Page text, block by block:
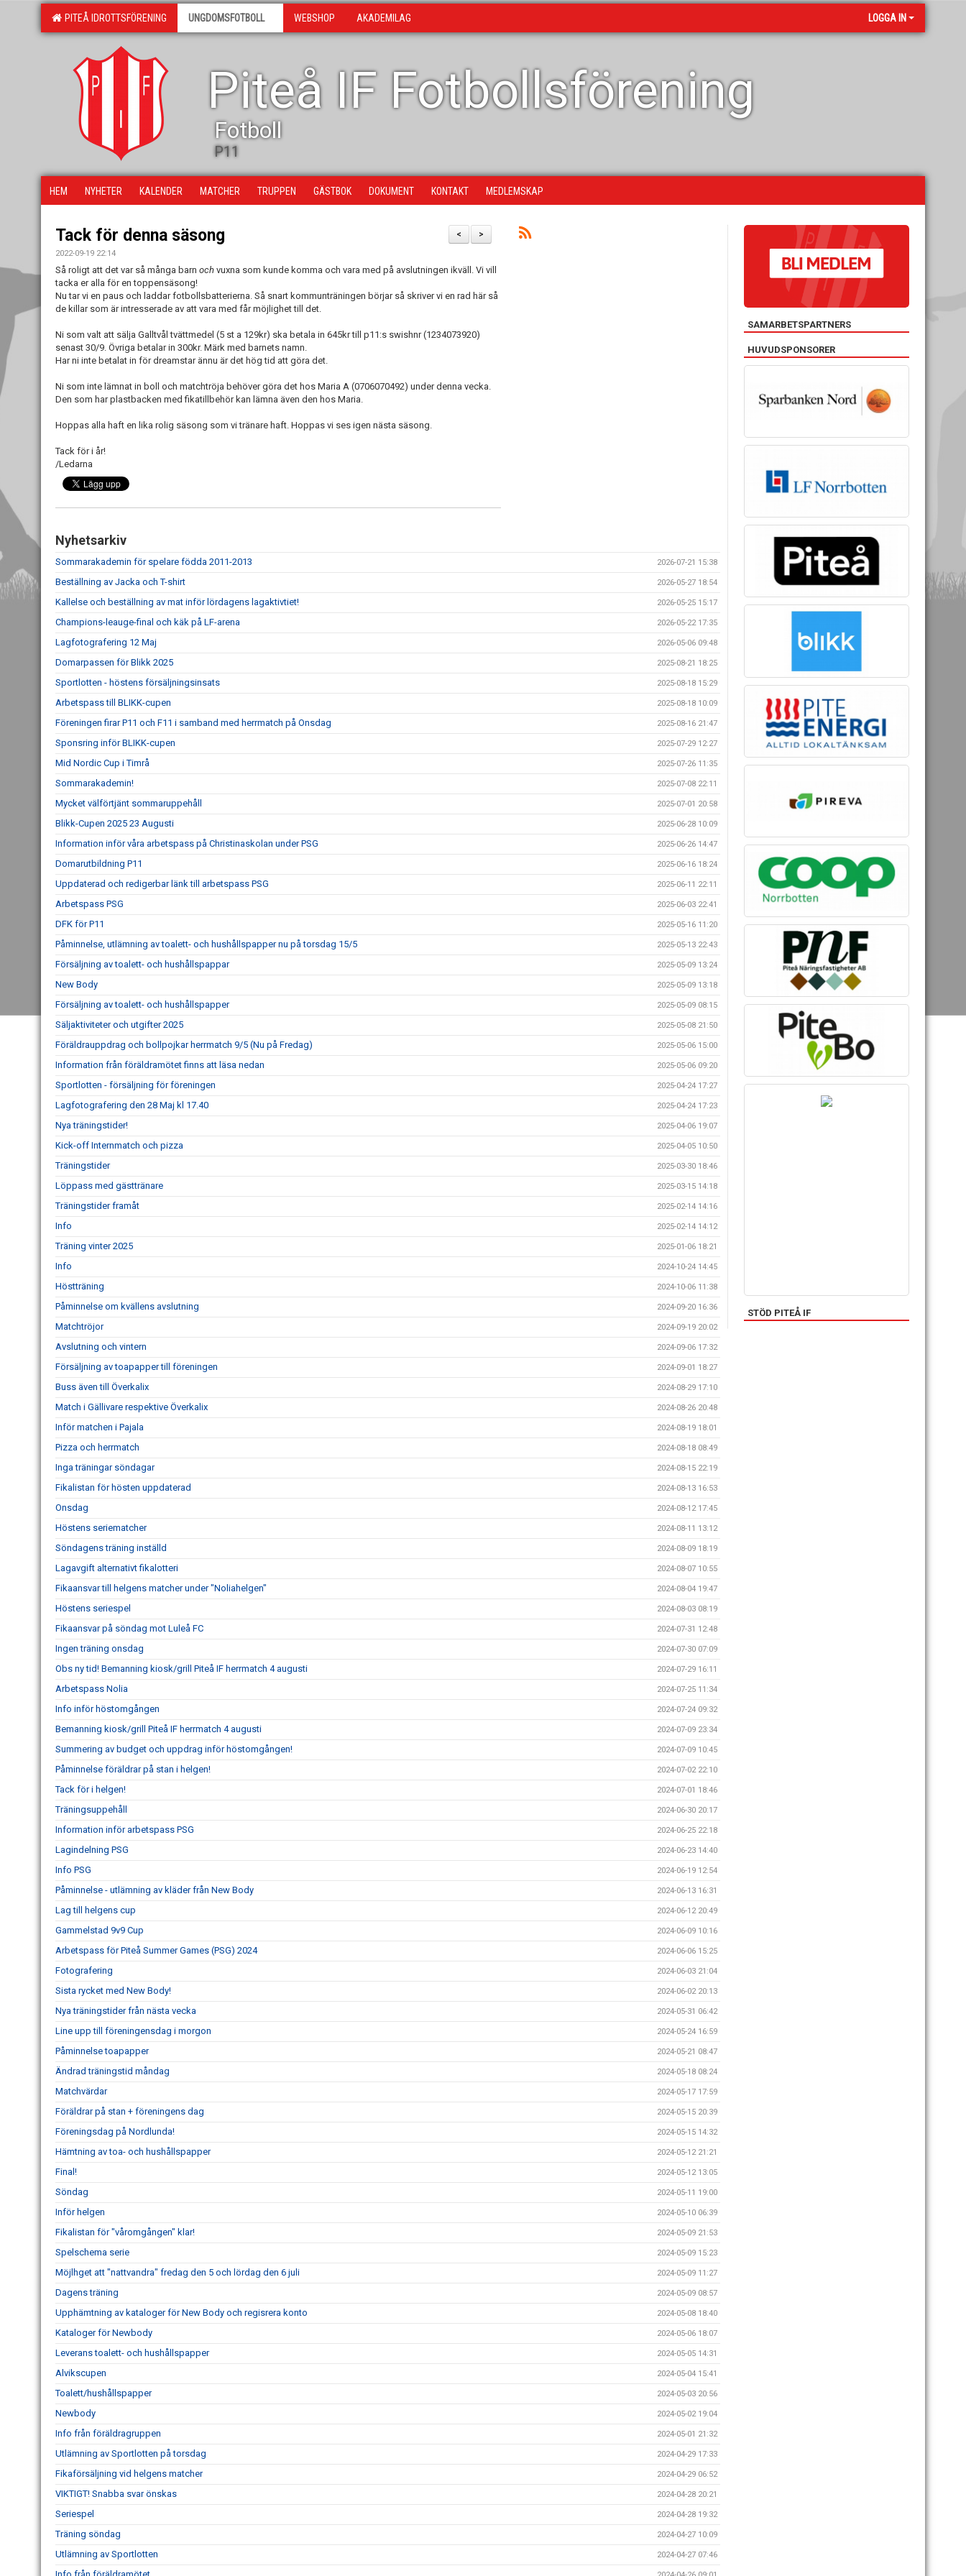
PITEÅ IDROTTSFÖRENING UNGDOMSFOTBOLL WEBSHOP AKADEMILAG LOGGA IN
Piteå IF Fotbollsförening
Fotboll
P11
HEM NYHETER KALENDER MATCHER TRUPPEN GÄSTBOK DOKUMENT KONTAKT MEDLEMSKAP
>
<
Tack för denna säsong
2022-09-19 22:14
Så roligt att det var så många barn och vuxna som kunde komma och vara med på avslutningen ikväll. Vi vill
tacka er alla för en toppensäsong!
Nu tar vi en paus och laddar fotbollsbatterierna. Så snart kommunträningen börjar så skriver vi en rad här så
de killar som är intresserade av att vara med får möjlighet till det.
Ni som valt att sälja Galltvål tvättmedel (5 st a 129kr) ska betala in 645kr till p11:s swishnr (1234073920)
senast 30/9. Övriga betalar in 300kr. Märk med barnets namn.
Har ni inte betalat in för dreamstar ännu är det hög tid att göra det.
Ni som inte lämnat in boll och matchtröja behöver göra det hos Maria A (0706070492) under denna vecka.
Den som har plastbacken med fikatillbehör kan lämna även den hos Maria.
Hoppas alla haft en lika rolig säsong som vi tränare haft. Hoppas vi ses igen nästa säsong.
Tack för i år!
/Ledarna
Nyhetsarkiv
Sommarakademin för spelare födda 2011-2013 2026-07-21 15:38
Beställning av Jacka och T-shirt 2026-05-27 18:54
Kallelse och beställning av mat inför lördagens lagaktivtiet! 2026-05-25 15:17
Champions-leauge-final och käk på LF-arena 2026-05-22 17:35
Lagfotografering 12 Maj 2026-05-06 09:48
Domarpassen för Blikk 2025 2025-08-21 18:25
Sportlotten - höstens försäljningsinsats 2025-08-18 15:29
Arbetspass till BLIKK-cupen 2025-08-18 10:09
Föreningen firar P11 och F11 i samband med herrmatch på Onsdag 2025-08-16 21:47
Sponsring inför BLIKK-cupen 2025-07-29 12:27
Mid Nordic Cup i Timrå 2025-07-26 11:35
Sommarakademin! 2025-07-08 22:11
Mycket välförtjänt sommaruppehåll 2025-07-01 20:58
Blikk-Cupen 2025 23 Augusti 2025-06-28 10:09
Information inför våra arbetspass på Christinaskolan under PSG 2025-06-26 14:47
Domarutbildning P11 2025-06-16 18:24
Uppdaterad och redigerbar länk till arbetspass PSG 2025-06-11 22:11
Arbetspass PSG 2025-06-03 22:41
DFK för P11 2025-05-16 11:20
Påminnelse, utlämning av toalett- och hushållspapper nu på torsdag 15/5 2025-05-13 22:43
Försäljning av toalett- och hushållspappar 2025-05-09 13:24
New Body 2025-05-09 13:18
Försäljning av toalett- och hushållspapper 2025-05-09 08:15
Säljaktiviteter och utgifter 2025 2025-05-08 21:50
Föräldrauppdrag och bollpojkar herrmatch 9/5 (Nu på Fredag) 2025-05-06 15:00
Information från föräldramötet finns att läsa nedan 2025-05-06 09:20
Sportlotten - försäljning för föreningen 2025-04-24 17:27
Lagfotografering den 28 Maj kl 17.40 2025-04-24 17:23
Nya träningstider! 2025-04-06 19:07
Kick-off Internmatch och pizza 2025-04-05 10:50
Träningstider 2025-03-30 18:46
Löppass med gästtränare 2025-03-15 14:18
Träningstider framåt 2025-02-14 14:16
Info 2025-02-14 14:12
Träning vinter 2025 2025-01-06 18:21
Info 2024-10-24 14:45
Höstträning 2024-10-06 11:38
Påminnelse om kvällens avslutning 2024-09-20 16:36
Matchtröjor 2024-09-19 20:02
Avslutning och vintern 2024-09-06 17:32
Försäljning av toapapper till föreningen 2024-09-01 18:27
Buss även till Överkalix 2024-08-29 17:10
Match i Gällivare respektive Överkalix 2024-08-26 20:48
Inför matchen i Pajala 2024-08-19 18:01
Pizza och herrmatch 2024-08-18 08:49
Inga träningar söndagar 2024-08-15 22:19
Fikalistan för hösten uppdaterad 2024-08-13 16:53
Onsdag 2024-08-12 17:45
Höstens seriematcher 2024-08-11 13:12
Söndagens träning inställd 2024-08-09 18:19
Lagavgift alternativt fikalotteri 2024-08-07 10:55
Fikaansvar till helgens matcher under "Noliahelgen" 2024-08-04 19:47
Höstens seriespel 2024-08-03 08:19
Fikaansvar på söndag mot Luleå FC 2024-07-31 12:48
Ingen träning onsdag 2024-07-30 07:09
Obs ny tid! Bemanning kiosk/grill Piteå IF herrmatch 4 augusti 2024-07-29 16:11
Arbetspass Nolia 2024-07-25 11:34
Info inför höstomgången 2024-07-24 09:32
Bemanning kiosk/grill Piteå IF herrmatch 4 augusti 2024-07-09 23:34
Summering av budget och uppdrag inför höstomgången! 2024-07-09 10:45
Påminnelse föräldrar på stan i helgen! 2024-07-02 22:10
Tack för i helgen! 2024-07-01 18:46
Träningsuppehåll 2024-06-30 20:17
Information inför arbetspass PSG 2024-06-25 22:18
Lagindelning PSG 2024-06-23 14:40
Info PSG 2024-06-19 12:54
Påminnelse - utlämning av kläder från New Body 2024-06-13 16:31
Lag till helgens cup 2024-06-12 20:49
Gammelstad 9v9 Cup 2024-06-09 10:16
Arbetspass för Piteå Summer Games (PSG) 2024 2024-06-06 15:25
Fotografering 2024-06-03 21:04
Sista rycket med New Body! 2024-06-02 20:13
Nya träningstider från nästa vecka 2024-05-31 06:42
Line upp till föreningensdag i morgon 2024-05-24 16:59
Påminnelse toapapper 2024-05-21 08:47
Ändrad träningstid måndag 2024-05-18 08:24
Matchvärdar 2024-05-17 17:59
Föräldrar på stan + föreningens dag 2024-05-15 20:39
Föreningsdag på Nordlunda! 2024-05-15 14:32
Hämtning av toa- och hushållspapper 2024-05-12 21:21
Final! 2024-05-12 13:05
Söndag 2024-05-11 19:00
Inför helgen 2024-05-10 06:39
Fikalistan för "våromgången" klar! 2024-05-09 21:53
Spelschema serie 2024-05-09 15:23
Möjlhget att "nattvandra" fredag den 5 och lördag den 6 juli 2024-05-09 11:27
Dagens träning 2024-05-09 08:57
Upphämtning av kataloger för New Body och regisrera konto 2024-05-08 18:40
Kataloger för Newbody 2024-05-06 18:07
Leverans toalett- och hushållspapper 2024-05-05 14:31
Alvikscupen 2024-05-04 15:41
Toalett/hushållspapper 2024-05-03 20:56
Newbody 2024-05-02 19:04
Info från föräldragruppen 2024-05-01 21:32
Utlämning av Sportlotten på torsdag 2024-04-29 17:33
Fikaförsäljning vid helgens matcher 2024-04-29 06:52
VIKTIGT! Snabba svar önskas 2024-04-28 20:21
Seriespel 2024-04-28 19:32
Träning söndag 2024-04-27 10:09
Utlämning av Sportlotten 2024-04-27 07:46
SAMARBETSPARTNERS
HUVUDSPONSORER
STÖD PITEÅ IF